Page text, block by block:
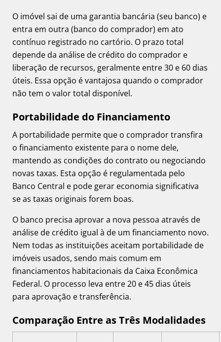
O imóvel sai de uma garantia bancária (seu banco) e
entra em outra (banco do comprador) em ato
contínuo registrado no cartório. O prazo total
depende da análise de crédito do comprador e
liberação de recursos, geralmente entre 30 e 60 dias
úteis. Essa opção é vantajosa quando o comprador
não tem o valor total disponível.
Portabilidade do Financiamento
A portabilidade permite que o comprador transfira
o financiamento existente para o nome dele,
mantendo as condições do contrato ou negociando
novas taxas. Esta opção é regulamentada pelo
Banco Central e pode gerar economia significativa
se as taxas originais forem boas.
O banco precisa aprovar a nova pessoa através de
análise de crédito igual à de um financiamento novo.
Nem todas as instituições aceitam portabilidade de
imóveis usados, sendo mais comum em
financiamentos habitacionais da Caixa Econômica
Federal. O processo leva entre 20 e 45 dias úteis
para aprovação e transferência.
Comparação Entre as Três Modalidades